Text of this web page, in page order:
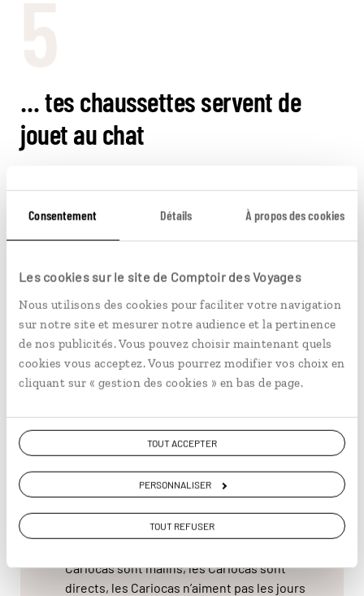
Consentement Détails À propos des cookies
Les cookies sur le site de Comptoir des Voyages
Nous utilisons des cookies pour faciliter votre navigation
sur notre site et mesurer notre audience et la pertinence
de nos publicités. Vous pouvez choisir maintenant quels
cookies vous acceptez. Vous pourrez modifier vos choix en
cliquant sur « gestion des cookies » en bas de page.
TOUT ACCEPTER
PERSONNALISER
TOUT REFUSER
… tes chaussettes servent de
jouet au chat
C’est pour cela qu’ils portent régulièrement des tongs et
pas seulement pour aller à la plage. Ils ne sont pas
mais ne vous méprenez pas, les habitants de Rio sont
temps et en argent pour maintenir le niveau de beauté.
À bouquiner et à écouter
Comment être un Carioca ?de Priscilla Ann
Goslin. Paru dans les années 1990,
édition. Idéal pour démystifier l’esprit local
et appréhender Rio et ses habitants.
Cariocasde Adriana Calcanhotto. Les
paroles sont limpides : « Les Cariocas sont
beaux, les Cariocas sont décontractés, les
Cariocas sont taquins, les Cariocas sont
Cariocas sont malins, les Cariocas sont
directs, les Cariocas n’aiment pas les jours